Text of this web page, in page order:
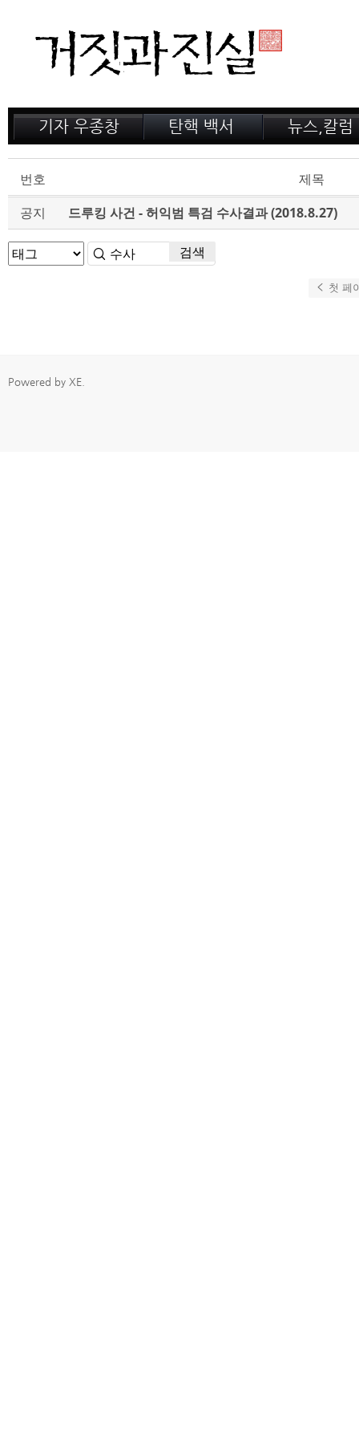
기자 우종창
저서 소개
탄핵 백서
거짓의 산
뉴스,칼럼
공지,새소식
전문가 칼럼
번호
제목
공지
드루킹 사건 - 허익범 특검 수사결과 (2018.8.27)
검색
첫 페
Powered by XE